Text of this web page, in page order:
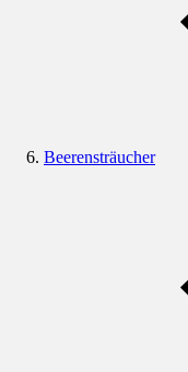
Beerensträucher